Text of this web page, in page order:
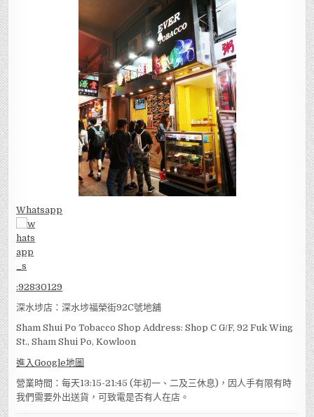
Whatsapp
:92830129
深水埗店：深水埗福榮街92C號地舖
Sham Shui Po Tobacco Shop Address: Shop C G/F, 92 Fuk Wing
St., Sham Shui Po, Kowloon
進入Google地圖
營業時間：每天13:15-21:45 (年初一、二及三休息)，因人手有限有時
我們需要外出送貨，可致電是否有人在店。